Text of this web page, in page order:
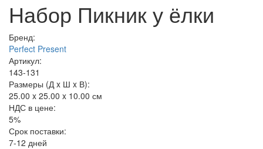
Набор Пикник у ёлки
Бренд:
Perfect Present
Артикул:
143-131
Размеры (Д x Ш x В):
25.00 x 25.00 x 10.00 см
НДС в цене:
5%
Срок поставки:
7-12 дней